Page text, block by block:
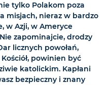
tylko Polakom poza
misjach, nieraz w bardzo
w Azji, w Ameryce
zapominajcie, drodzy
licznych powołań,
powinien być
katolickim. Kapłani
bezpieczny i znany